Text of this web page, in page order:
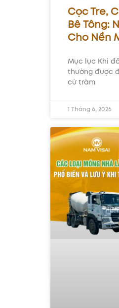
Cọc Tre,
Bê Tông:
Cho Nền
Mục lục Khi
thường được
cừ tràm
1 Tháng 6, 2026